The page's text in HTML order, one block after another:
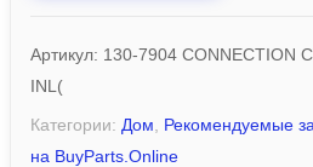
Артикул: 130-7904 CONNECTION
INL(
Категории: Дом
Рекомендуемые
на BuyParts.Online